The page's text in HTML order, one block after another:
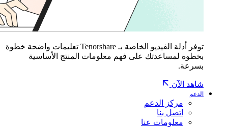
توفر أدلة الفيديو الخاصة بـ Tenorshare تعليمات واضحة خطوة
بخطوة لمساعدتك على فهم معلومات المنتج الأساسية
بسرعة.
شاهد الآن
الدعم
مركز الدعم
اتصل بنا
معلومات عنا